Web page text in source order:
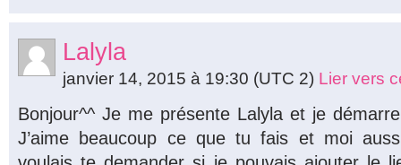
Lalyla
janvier 14, 2015 à 19:30 (UTC 2) Lier vers
Bonjour^^ Je me présente Lalyla et je
J’aime beaucoup ce que tu fais et moi